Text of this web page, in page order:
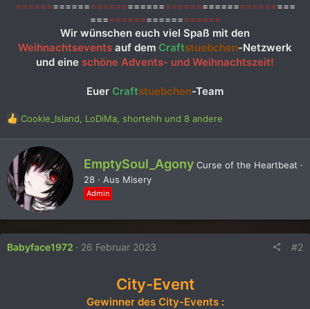
=============================================
=====================
Wir wünschen euch viel Spaß mit den
Weihnachtsevents auf dem Craftstuebchen-Netzwerk
und eine schöne Advents- und Weihnachtszeit!
Euer Craftstuebchen-Team
R
k
t
i
o
n
e
:
Cookie_Island LoDiMa shortehh und 8 andere
G
s
c
r
i
e
v
EmptySoul_Agony Curse of the Heartbeat ·
28 · Aus Misery
Admin
Babyface1972 26 Februar 2023 #2
City-Event
Gewinner des City-Events :